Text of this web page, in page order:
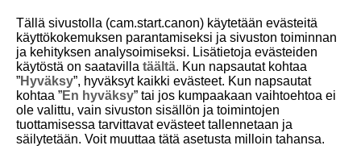
D388-194
Yhdistäminen uudelleen
Wi-Fi-/Bluetooth-yhteydellä
Tällä sivustolla (cam.start.canon) käytetään evästeitä
käyttökokemuksen parantamiseksi ja sivuston toiminnan
ja kehityksen analysoimiseksi. Lisätietoja evästeiden
käytöstä on saatavilla täältä. Kun napsautat kohtaa
”Hyväksy”, hyväksyt kaikki evästeet. Kun napsautat
kohtaa ”En hyväksy” tai jos kumpaakaan vaihtoehtoa ei
ole valittu, vain sivuston sisällön ja toimintojen
tuottamisessa tarvittavat evästeet tallennetaan ja
säilytetään. Voit muuttaa tätä asetusta milloin tahansa.